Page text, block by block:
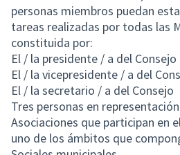
personas miembros puedan
tareas realizadas por todas las
constituida por:
El / la presidente / a del Consejo
El / la vicepresidente / a del
El / la secretario / a del Consejo
Tres personas en
Asociaciones que participan en
uno de los ámbitos que